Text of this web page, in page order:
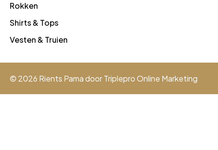
Rokken
Shirts & Tops
Vesten & Truien
© 2026 Rients Pama doorTriplepro Online Marketing